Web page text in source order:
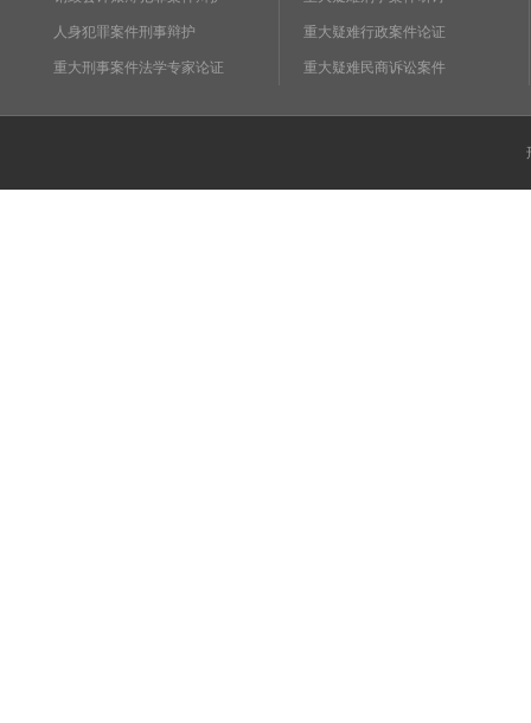
人身犯罪案件刑事辩护
重大刑事案件法学专家论证
重大疑难行政案件论证
重大疑难民商诉讼案件